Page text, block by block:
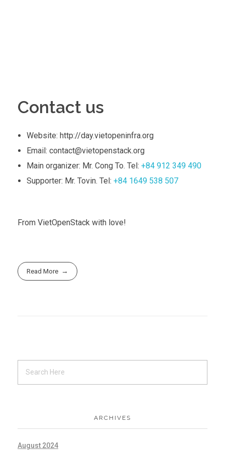
Contact us
Website: http://day.vietopeninfra.org
Email: contact@vietopenstack.org
Main organizer: Mr. Cong To. Tel: +84 912 349 490
Supporter: Mr. Tovin. Tel: +84 1649 538 507
From VietOpenStack with love!
Read More
ARCHIVES
August 2024